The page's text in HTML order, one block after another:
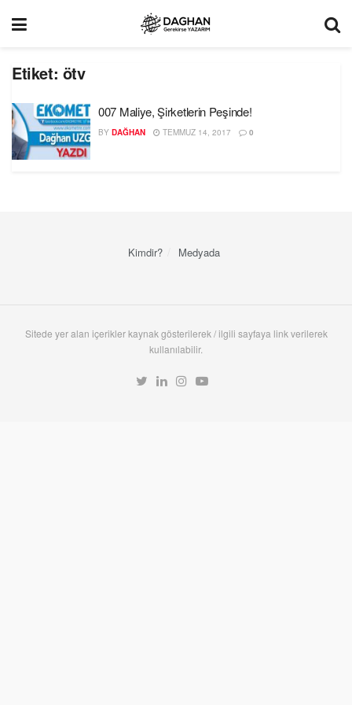
Etiket: ötv
007 Maliye, Şirketlerin Peşinde!
BY DAĞHAN TEMMUZ 14, 2017 0
Kimdir? Medyada
Sitede yer alan içerikler kaynak gösterilerek / ilgili sayfaya link verilerek
kullanılabilir.